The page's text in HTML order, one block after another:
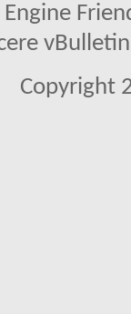
Engine
Copyright